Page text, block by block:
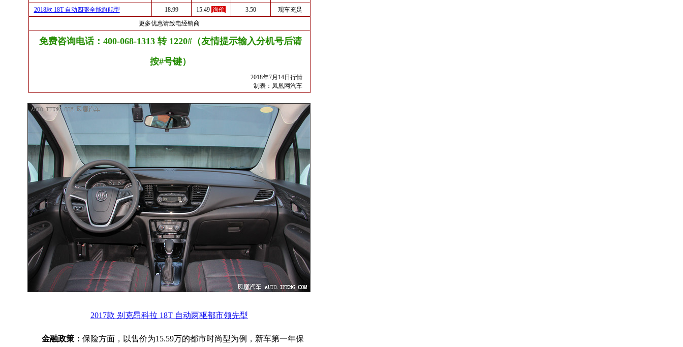
2018款 18T 自动四驱全能旗舰型
18.99 15.49 询价 3.50
现车充足
更多优惠请致电经销商
免费咨询电话：400-068-1313 转 1220#（友情提示输入分机号后请
按#号键）
2018年7月14日行情
制表： 凤凰网汽车
2017款 别克昂科拉 18T 自动两驱都市领先型
金融政策： 保险方面，以售价为15.59万的都市时尚型为例，新车第一年保